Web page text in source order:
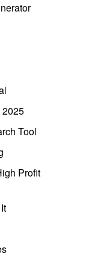
Tool
Profit